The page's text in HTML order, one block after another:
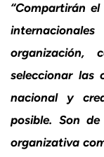
“Compartirán
organización,
seleccionar las
nacional y
posible. Son
organizativa